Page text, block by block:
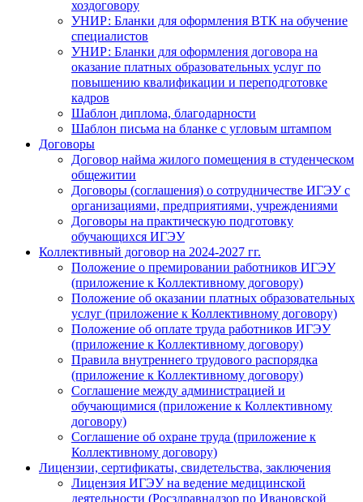
хоздоговору
УНИР: Бланки для оформления ВТК на обучение
специалистов
УНИР: Бланки для оформления договора на
оказание платных образовательных услуг по
повышению квалификации и переподготовке
кадров
Шаблон диплома, благодарности
Шаблон письма на бланке с угловым штампом
Договоры
Договор найма жилого помещения в студенческом
общежитии
Договоры (соглашения) о сотрудничестве ИГЭУ с
организациями, предприятиями, учреждениями
Договоры на практическую подготовку
обучающихся ИГЭУ
Коллективный договор на 2024-2027 гг.
Положение о премировании работников ИГЭУ
(приложение к Коллективному договору)
Положение об оказании платных образовательных
услуг (приложение к Коллективному договору)
Положение об оплате труда работников ИГЭУ
(приложение к Коллективному договору)
Правила внутреннего трудового распорядка
(приложение к Коллективному договору)
Соглашение между администрацией и
обучающимися (приложение к Коллективному
договору)
Соглашение об охране труда (приложение к
Коллективному договору)
Лицензии, сертификаты, свидетельства, заключения
Лицензия ИГЭУ на ведение медицинской
деятельности (Росздравнадзор по Ивановской